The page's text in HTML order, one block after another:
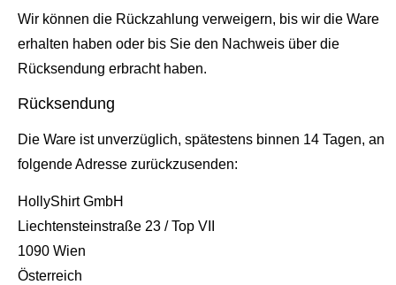
Wir können die Rückzahlung verweigern, bis wir die Ware
erhalten haben oder bis Sie den Nachweis über die
Rücksendung erbracht haben.
Rücksendung
Die Ware ist unverzüglich, spätestens binnen 14 Tagen, an
folgende Adresse zurückzusenden:
HollyShirt GmbH
Liechtensteinstraße 23 / Top VII
1090 Wien
Österreich